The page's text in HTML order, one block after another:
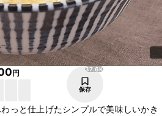
円 37.6K
保存
っと仕上げたシンプルで美味しいかき